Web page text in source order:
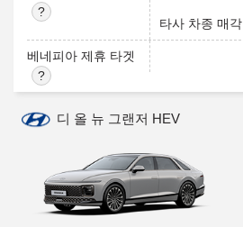
타사 차종 매각
베네피아 제휴 타겟
디 올 뉴 그랜저 HEV